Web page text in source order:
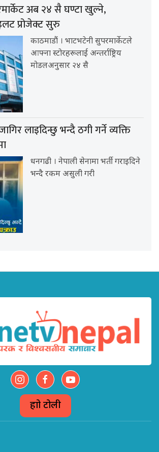
अब २४ सै घण्टा खुल्ने,
प्रोजेक्ट सुरु
काठमाडौं । भाटभटेनी सुपरमार्केटले
आफ्ना स्टोरहरूलाई अन्तर्राष्ट्रिय
मोडलअनुसार २४ सै
लाइदिन्छु भन्दै ठगी गर्ने व्यक्ति
धनगढी । नेपाली सेनामा भर्ती गराइदिने
भन्दै रकम असुली गरी
हाम्रो टोली